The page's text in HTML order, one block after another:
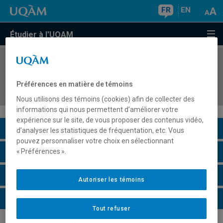
FR EN
Étudier à l'UQAM
COURS//
québécoise et canadienne
Description du cours
Horaire - Été 2026
Horaire - Automne 2026
Horaire - Hiver 2027
Préférences en matière de témoins
Nous utilisons des témoins (cookies) afin de collecter des
informations qui nous permettent d’améliorer votre
expérience sur le site, de vous proposer des contenus vidéo,
d’analyser les statistiques de fréquentation, etc. Vous
pouvez personnaliser votre choix en sélectionnant
« Préférences ».
Tout refuser
Autoriser les témoins